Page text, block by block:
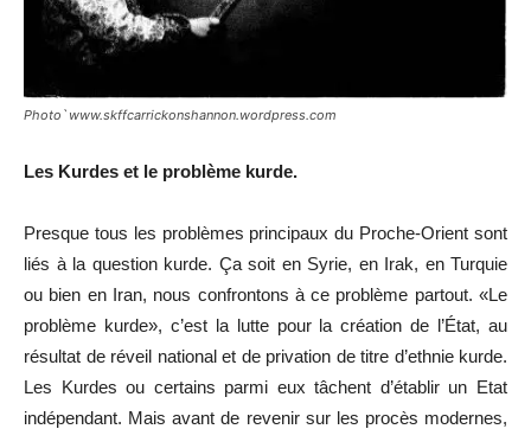
Photo՝ www.skffcarrickonshannon.wordpress.com
Les Kurdes et le problème kurde.
Presque tous les problèmes principaux du Proche-Orient sont
liés à la question kurde. Ça soit en Syrie, en Irak, en Turquie
ou bien en Iran, nous confrontons à ce problème partout. «Le
problème kurde», c’est la lutte pour la création de l’État, au
résultat de réveil national et de privation de titre d’ethnie kurde.
Les Kurdes ou certains parmi eux tâchent d’établir un Etat
indépendant. Mais avant de revenir sur les procès modernes,